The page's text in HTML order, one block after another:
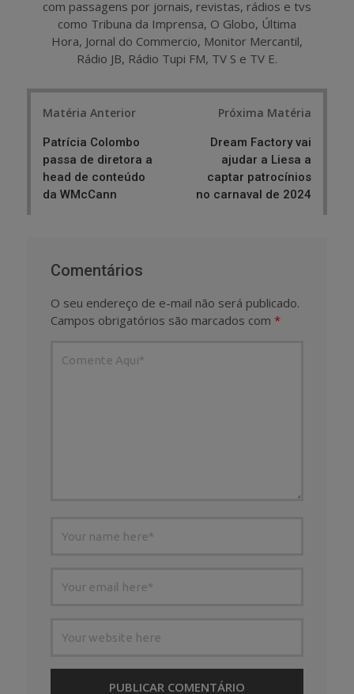
com passagens por jornais, revistas, rádios e tvs
como Tribuna da Imprensa, O Globo, Última
Hora, Jornal do Commercio, Monitor Mercantil,
Rádio JB, Rádio Tupi FM, TV S e TV E.
Matéria Anterior
Patrícia Colombo
passa de diretora a
head de conteúdo
da WMcCann
Próxima Matéria
Dream Factory vai
ajudar a Liesa a
captar patrocínios
no carnaval de 2024
Comentários
O seu endereço de e-mail não será publicado.
Campos obrigatórios são marcados com *